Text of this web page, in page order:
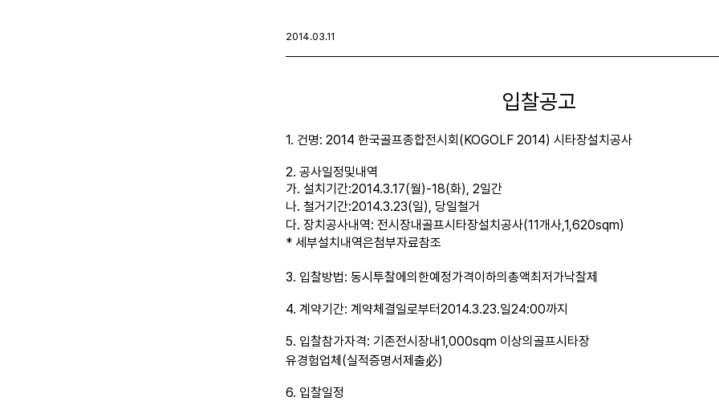
2014.03.11
입찰공고
1. 건명: 2014한국골프종합전시회(KOGOLF 2014)시타장설치공사
2.공사일정및내역
가.설치기간:2014.3.17(월)-18(화), 2일간
나.철거기간:2014.3.23(일), 당일철거
다.장치공사내역:전시장내골프시타장설치공사(11개사,1,620sqm)
* 세부설치내역은첨부자료참조
3. 입찰방법:동시투찰에의한예정가격이하의총액최저가낙찰제
4.계약기간:계약체결일로부터2014.3.23.일24:00까지
5. 입찰참가자격: 기존전시장내1,000sqm 이상의골프시타장
유경험업체(실적증명서제출必)
6. 입찰일정